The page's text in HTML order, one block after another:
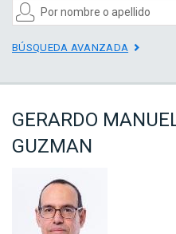
BÚSQUEDA AVANZADA
GERARDO
GUZMAN